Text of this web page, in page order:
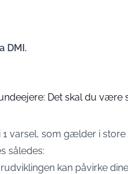
DMI.
Det skal du
varsel, som gælder i
således:
kan påvirke